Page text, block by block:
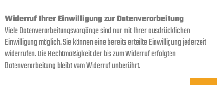
Widerruf Ihrer Einwilligung zur Datenverarbeitung
Viele Datenverarbeitungsvorgänge sind nur mit Ihrer ausdrücklichen
Einwilligung möglich. Sie können eine bereits erteilte Einwilligung jederzeit
widerrufen. Die Rechtmäßigkeit der bis zum Widerruf erfolgten
Datenverarbeitung bleibt vom Widerruf unberührt.